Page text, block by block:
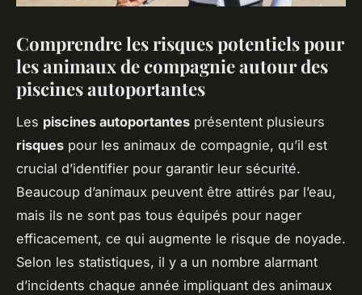
Comprendre les risques potentiels pour
les animaux de compagnie autour des
piscines autoportantes
Les piscines autoportantes présentent plusieurs
risques pour les animaux de compagnie, qu’il est
crucial d’identifier pour garantir leur sécurité.
Beaucoup d’animaux peuvent être attirés par l’eau,
mais ils ne sont pas tous équipés pour nager
efficacement, ce qui augmente le risque de noyade.
Selon les statistiques, il y a un nombre alarmant
d’incidents chaque année impliquant des animaux